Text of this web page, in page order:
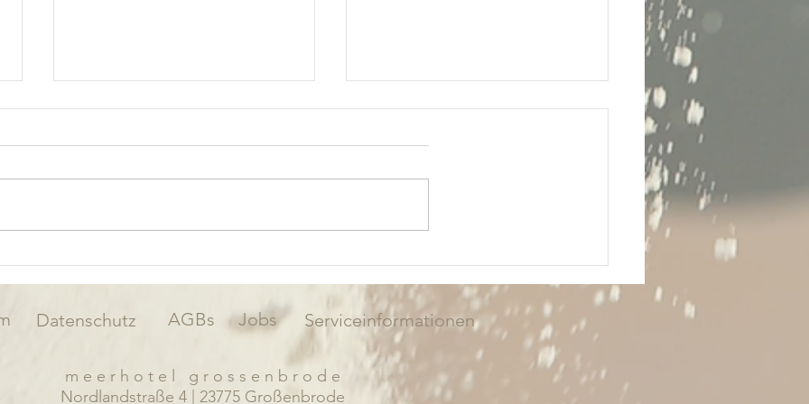
Die schönsten Strände rund
Heiligenhafen und Fehmarn
flaches Wasser und die Nähe zu
idealen Ziel fü
Datenschutz AGBs Jobs Serviceinformationen
m e e r h o t e l g r o s s e n b r o d e
Nordlandstraße 4 | 23775 Großenbrode